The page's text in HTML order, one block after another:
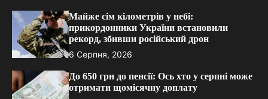
Майже сім кілометрів у небі:
прикордонники України встановили
рекорд, збивши російський дрон
6 Серпня, 2026
До 650 грн до пенсії: Ось хто у серпні може
отримати щомісячну доплату